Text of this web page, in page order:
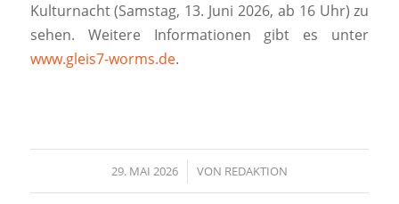
Kulturnacht (Samstag, 13. Juni 2026, ab 16 Uhr) zu
sehen. Weitere Informationen gibt es unter
www.gleis7-worms.de.
29. MAI 2026
/ VON REDAKTION